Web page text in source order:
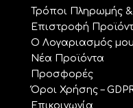
Τρόποι Πληρωμής
Επιστροφή
Ο Λογαριασμός μου
Νέα Προϊόντα
Προσφορές
Όροι Χρήσης –
Επικοινωνία